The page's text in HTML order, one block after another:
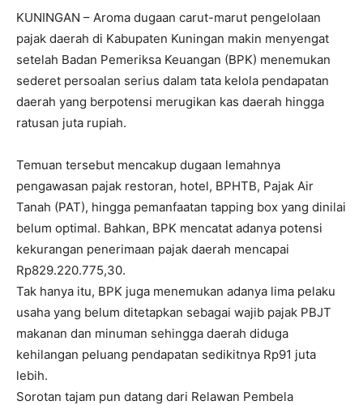
KUNINGAN – Aroma dugaan carut-marut pengelolaan
pajak daerah di Kabupaten Kuningan makin menyengat
setelah Badan Pemeriksa Keuangan (BPK) menemukan
sederet persoalan serius dalam tata kelola pendapatan
daerah yang berpotensi merugikan kas daerah hingga
ratusan juta rupiah.
Temuan tersebut mencakup dugaan lemahnya
pengawasan pajak restoran, hotel, BPHTB, Pajak Air
Tanah (PAT), hingga pemanfaatan tapping box yang dinilai
belum optimal. Bahkan, BPK mencatat adanya potensi
kekurangan penerimaan pajak daerah mencapai
Rp829.220.775,30.
Tak hanya itu, BPK juga menemukan adanya lima pelaku
usaha yang belum ditetapkan sebagai wajib pajak PBJT
makanan dan minuman sehingga daerah diduga
kehilangan peluang pendapatan sedikitnya Rp91 juta
lebih.
Sorotan tajam pun datang dari Relawan Pembela